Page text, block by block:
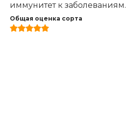
иммунитет к заболеваниям.
Общая оценка сорта